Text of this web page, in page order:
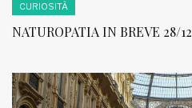
CURIOSITÀ
NATUROPATIA IN BREVE 28/12